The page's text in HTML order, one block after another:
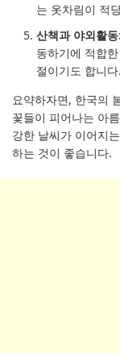
는 옷차림이 적
산책과 야외활동
동하기에 적합
절이기도 합니다.
요약하자면, 한국의
꽃들이 피어나는 아
강한 날씨가 이어지
하는 것이 좋습니다.